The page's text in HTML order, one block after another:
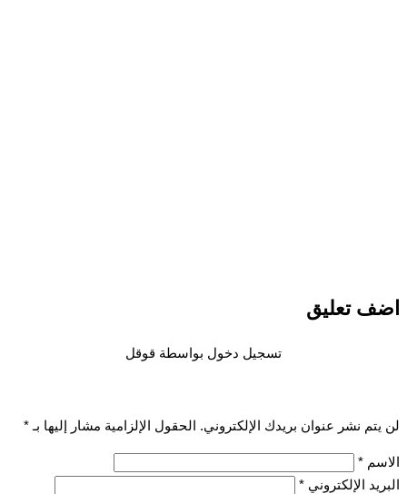
تعليق
تسجيل دخول بواسطة قوقل
نشر عنوان بريدك الإلكتروني. الحقول الإلزامية مشار إليها بـ*
*
الإلكتروني *